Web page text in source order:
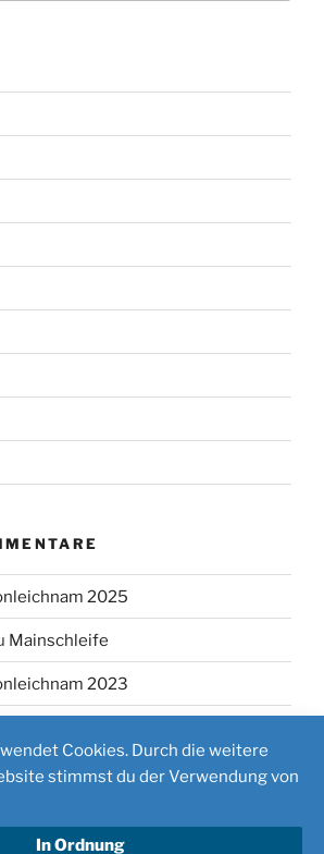
2025
Mainschleife
2023
WordPress
Cookies. Durch die weitere
stimmst du der Verwendung von
In Ordnung